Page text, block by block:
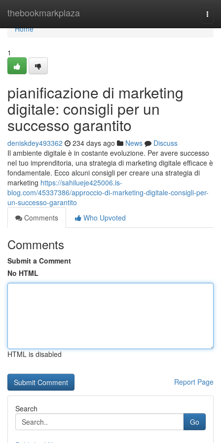
thebookmarkplaza
Home
Home
1
pianificazione di marketing
digitale: consigli per un
successo garantito
deniskdey493362 234 days ago News
Discuss
Il ambiente digitale è in costante evoluzione. Per avere successo
nel tuo imprenditoria, una strategia di marketing digitale efficace è
fondamentale. Ecco alcuni consigli per creare una strategia di
marketing https://sahilueje425006.is-
blog.com/45337386/approccio-di-marketing-digitale-consigli-per-
un-successo-garantito
Comments
Who Upvoted
Comments
Submit a Comment
No HTML
HTML is disabled
Report Page
Search
Go